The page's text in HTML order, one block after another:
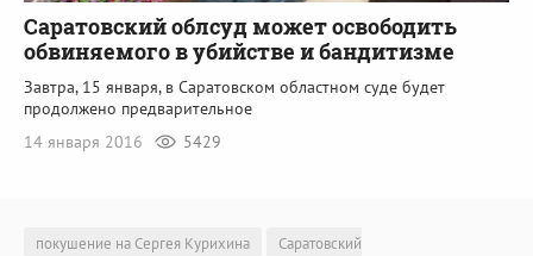
Саратовский облсуд может освободить
обвиняемого в убийстве и бандитизме
Завтра, 15 января, в Саратовском областном суде будет
продолжено предварительное
14 января 2016
5429
покушение на Сергея Курихина
Саратовский